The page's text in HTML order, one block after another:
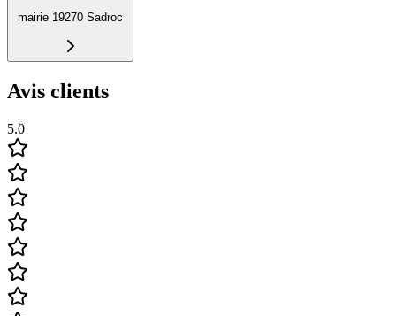
mairie 19270 Sadroc
Avis clients
5.0